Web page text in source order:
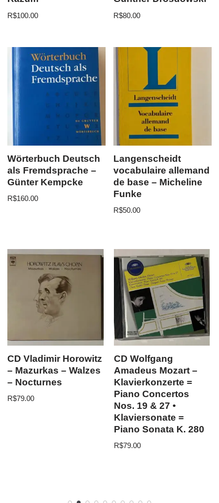
R$100.00 R$80.00
Wörterbuch Deutsch
als Fremdsprache –
Günter Kempcke
R$160.00
Langenscheidt
vocabulaire allemand
de base – Micheline
Funke
R$50.00
CD Vladimir Horowitz
– Mazurkas – Walzes
– Nocturnes
R$79.00
CD Wolfgang
Amadeus Mozart –
Klavierkonzerte =
Piano Concertos
Nos. 19 & 27 •
Klaviersonate =
Piano Sonata K. 280
R$79.00